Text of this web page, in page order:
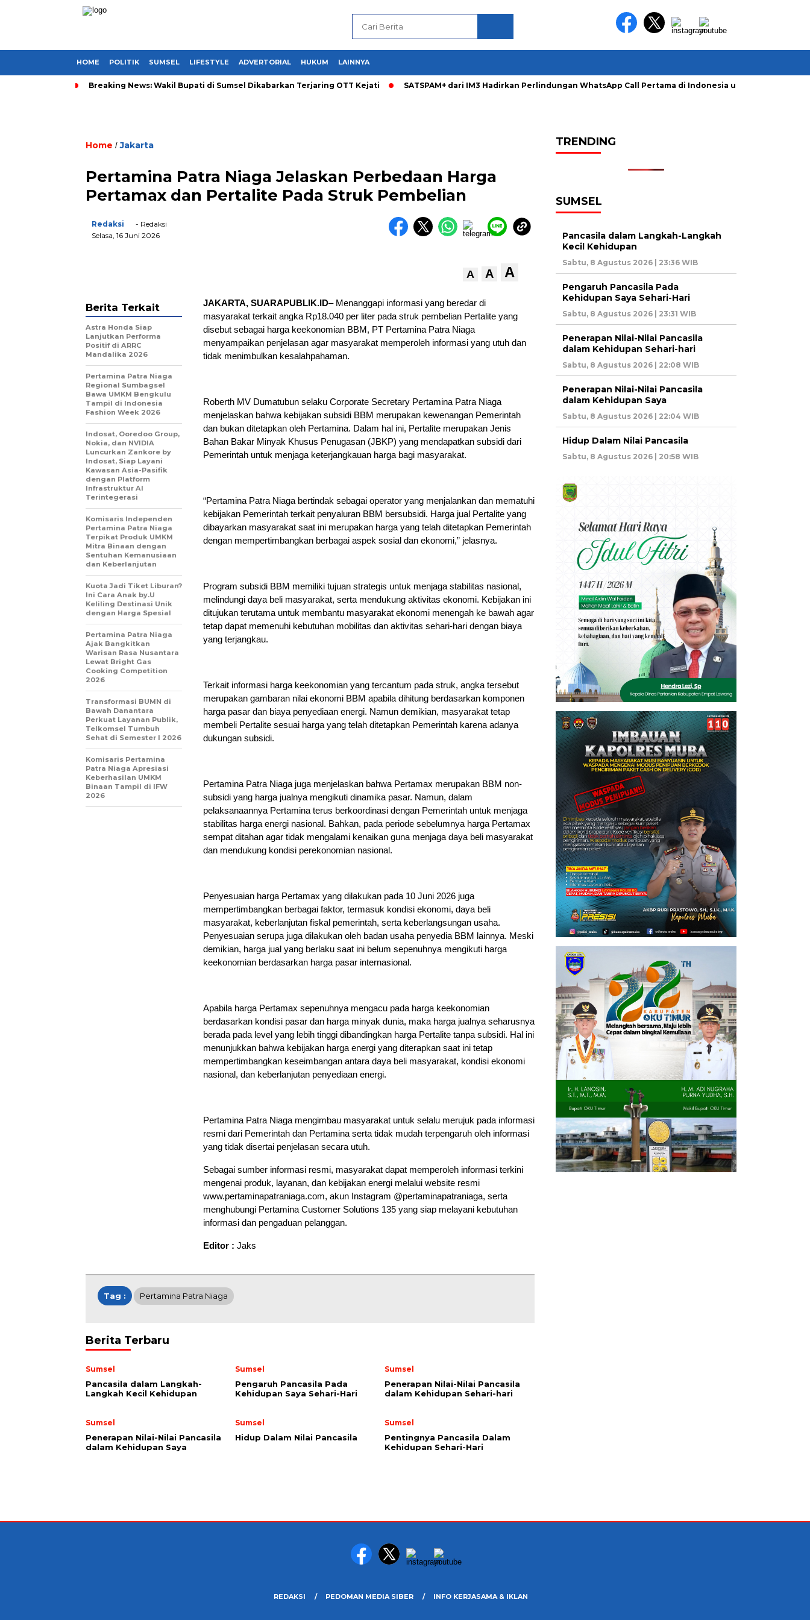
HOME POLITIK SUMSEL LIFESTYLE ADVERTORIAL HUKUM LAINNYA
Breaking News: Wakil Bupati di Sumsel Dikabarkan Terjaring OTT Kejati SATSPAM+ dari IM3 Hadirkan Perlindungan WhatsApp Call Pertama di Indonesia untuk Amankan
Home /Jakarta
Pertamina Patra Niaga Jelaskan Perbedaan Harga
Pertamax dan Pertalite Pada Struk Pembelian
Redaksi
- Redaksi
Selasa, 16 Juni 2026
A A A
JAKARTA, SUARAPUBLIK.ID– Menanggapi informasi yang beredar di
masyarakat terkait angka Rp18.040 per liter pada struk pembelian Pertalite yang
disebut sebagai harga keekonomian BBM, PT Pertamina Patra Niaga
menyampaikan penjelasan agar masyarakat memperoleh informasi yang utuh dan
tidak menimbulkan kesalahpahaman.
Roberth MV Dumatubun selaku Corporate Secretary Pertamina Patra Niaga
menjelaskan bahwa kebijakan subsidi BBM merupakan kewenangan Pemerintah
dan bukan ditetapkan oleh Pertamina. Dalam hal ini, Pertalite merupakan Jenis
Bahan Bakar Minyak Khusus Penugasan (JBKP) yang mendapatkan subsidi dari
Pemerintah untuk menjaga keterjangkauan harga bagi masyarakat.
“Pertamina Patra Niaga bertindak sebagai operator yang menjalankan dan mematuhi
kebijakan Pemerintah terkait penyaluran BBM bersubsidi. Harga jual Pertalite yang
dibayarkan masyarakat saat ini merupakan harga yang telah ditetapkan Pemerintah
dengan mempertimbangkan berbagai aspek sosial dan ekonomi,” jelasnya.
Program subsidi BBM memiliki tujuan strategis untuk menjaga stabilitas nasional,
melindungi daya beli masyarakat, serta mendukung aktivitas ekonomi. Kebijakan ini
ditujukan terutama untuk membantu masyarakat ekonomi menengah ke bawah agar
tetap dapat memenuhi kebutuhan mobilitas dan aktivitas sehari-hari dengan biaya
yang terjangkau.
Terkait informasi harga keekonomian yang tercantum pada struk, angka tersebut
merupakan gambaran nilai ekonomi BBM apabila dihitung berdasarkan komponen
harga pasar dan biaya penyediaan energi. Namun demikian, masyarakat tetap
membeli Pertalite sesuai harga yang telah ditetapkan Pemerintah karena adanya
dukungan subsidi.
Pertamina Patra Niaga juga menjelaskan bahwa Pertamax merupakan BBM non-
subsidi yang harga jualnya mengikuti dinamika pasar. Namun, dalam
pelaksanaannya Pertamina terus berkoordinasi dengan Pemerintah untuk menjaga
stabilitas harga energi nasional. Bahkan, pada periode sebelumnya harga Pertamax
sempat ditahan agar tidak mengalami kenaikan guna menjaga daya beli masyarakat
dan mendukung kondisi perekonomian nasional.
Penyesuaian harga Pertamax yang dilakukan pada 10 Juni 2026 juga
mempertimbangkan berbagai faktor, termasuk kondisi ekonomi, daya beli
masyarakat, keberlanjutan fiskal pemerintah, serta keberlangsungan usaha.
Penyesuaian serupa juga dilakukan oleh badan usaha penyedia BBM lainnya. Meski
demikian, harga jual yang berlaku saat ini belum sepenuhnya mengikuti harga
keekonomian berdasarkan harga pasar internasional.
Apabila harga Pertamax sepenuhnya mengacu pada harga keekonomian
berdasarkan kondisi pasar dan harga minyak dunia, maka harga jualnya seharusnya
berada pada level yang lebih tinggi dibandingkan harga Pertalite tanpa subsidi. Hal ini
menunjukkan bahwa kebijakan harga energi yang diterapkan saat ini tetap
mempertimbangkan keseimbangan antara daya beli masyarakat, kondisi ekonomi
nasional, dan keberlanjutan penyediaan energi.
Pertamina Patra Niaga mengimbau masyarakat untuk selalu merujuk pada informasi
resmi dari Pemerintah dan Pertamina serta tidak mudah terpengaruh oleh informasi
yang tidak disertai penjelasan secara utuh.
Sebagai sumber informasi resmi, masyarakat dapat memperoleh informasi terkini
mengenai produk, layanan, dan kebijakan energi melalui website resmi
www.pertaminapatraniaga.com, akun Instagram @pertaminapatraniaga, serta
menghubungi Pertamina Customer Solutions 135 yang siap melayani kebutuhan
informasi dan pengaduan pelanggan.
Editor : Jaks
Berita Terkait
Astra Honda Siap
Lanjutkan Performa
Positif di ARRC
Mandalika 2026
Pertamina Patra Niaga
Regional Sumbagsel
Bawa UMKM Bengkulu
Tampil di Indonesia
Fashion Week 2026
Indosat, Ooredoo Group,
Nokia, dan NVIDIA
Luncurkan Zankore by
Indosat, Siap Layani
Kawasan Asia-Pasifik
dengan Platform
Infrastruktur AI
Terintegerasi
Komisaris Independen
Pertamina Patra Niaga
Terpikat Produk UMKM
Mitra Binaan dengan
Sentuhan Kemanusiaan
dan Keberlanjutan
Kuota Jadi Tiket Liburan?
Ini Cara Anak by.U
Keliling Destinasi Unik
dengan Harga Spesial
Pertamina Patra Niaga
Ajak Bangkitkan
Warisan Rasa Nusantara
Lewat Bright Gas
Cooking Competition
2026
Transformasi BUMN di
Bawah Danantara
Perkuat Layanan Publik,
Telkomsel Tumbuh
Sehat di Semester I 2026
Komisaris Pertamina
Patra Niaga Apresiasi
Keberhasilan UMKM
Binaan Tampil di IFW
2026
Tag : Pertamina Patra Niaga
Berita Terbaru
Sumsel
Pancasila dalam Langkah-
Langkah Kecil Kehidupan
Sumsel
Pengaruh Pancasila Pada
Kehidupan Saya Sehari-Hari
Sumsel
Penerapan Nilai-Nilai Pancasila
dalam Kehidupan Sehari-hari
Sumsel
Penerapan Nilai-Nilai Pancasila
dalam Kehidupan Saya
Sumsel
Hidup Dalam Nilai Pancasila
Sumsel
Pentingnya Pancasila Dalam
Kehidupan Sehari-Hari
TRENDING
SUMSEL
Pancasila dalam Langkah-Langkah
Kecil Kehidupan
Sabtu, 8 Agustus 2026 | 23:36 WIB
Pengaruh Pancasila Pada
Kehidupan Saya Sehari-Hari
Sabtu, 8 Agustus 2026 | 23:31 WIB
Penerapan Nilai-Nilai Pancasila
dalam Kehidupan Sehari-hari
Sabtu, 8 Agustus 2026 | 22:08 WIB
Penerapan Nilai-Nilai Pancasila
dalam Kehidupan Saya
Sabtu, 8 Agustus 2026 | 22:04 WIB
Hidup Dalam Nilai Pancasila
Sabtu, 8 Agustus 2026 | 20:58 WIB
REDAKSI PEDOMAN MEDIA SIBER INFO KERJASAMA & IKLAN